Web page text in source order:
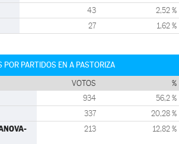
43 2,52 %
27 1,62 %
POR PARTIDOS EN A PASTORIZA
VOTOS %
934 56,2 %
337 20,28 %
213 12,82 %